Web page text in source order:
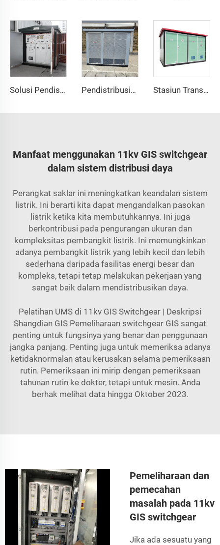
Solusi Pendistribusian Daya yang Efisien dan Hemat Energi Pendistribusian Daya yang Aman dan Handal Stasiun Transformator Gaya Eropa
Manfaat menggunakan 11kv GIS switchgear
dalam sistem distribusi daya
Perangkat saklar ini meningkatkan keandalan sistem
listrik. Ini berarti kita dapat mengandalkan pasokan
listrik ketika kita membutuhkannya. Ini juga
berkontribusi pada pengurangan ukuran dan
kompleksitas pembangkit listrik. Ini memungkinkan
adanya pembangkit listrik yang lebih kecil dan lebih
sederhana daripada fasilitas energi besar dan
kompleks, tetapi tetap melakukan pekerjaan yang
sangat baik dalam mendistribusikan daya.
Pelatihan UMS di 11kv GIS Switchgear | Deskripsi
Shangdian GIS Pemeliharaan switchgear GIS sangat
penting untuk fungsinya yang benar dan penggunaan
jangka panjang. Penting juga untuk memeriksa adanya
ketidaknormalan atau kerusakan selama pemeriksaan
rutin. Pemeriksaan ini mirip dengan pemeriksaan
tahunan rutin ke dokter, tetapi untuk mesin. Anda
berhak melihat data hingga Oktober 2023.
Pemeliharaan dan
pemecahan
masalah pada 11kv
GIS switchgear
Jika ada sesuatu yang